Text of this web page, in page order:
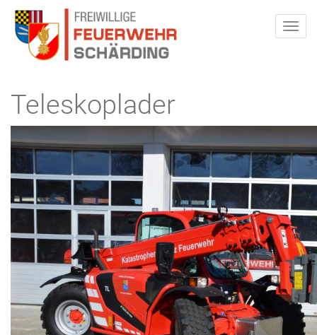
Teleskoplader